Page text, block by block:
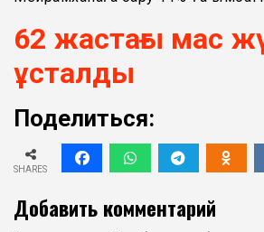
62 жастағы мас
ұсталды
Поделиться:
SHARES
Добавить комментарий